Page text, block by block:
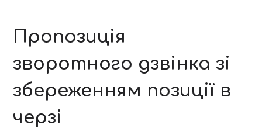
Пропозиція
зворотного дзвінка зі
збереженням позиції в
черзі